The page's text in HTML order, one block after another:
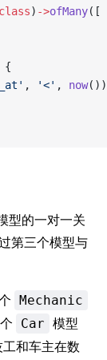
) ->ofMany([
{
, '<' , now
型的一对一关
第三个模型与
Mechanic
Car 模型
和车主在数